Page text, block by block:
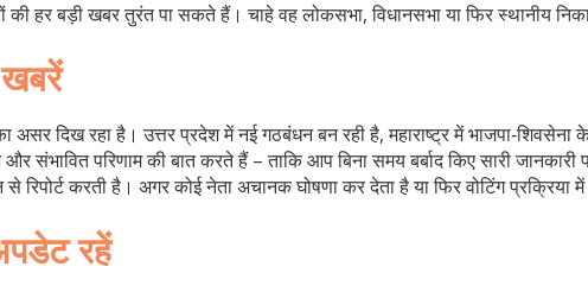
की हर बड़ी खबर तुरंत पा सकते हैं। चाहे वह लोकसभा, विधानसभा या फिर स्थानीय
असर दिख रहा है। उत्तर प्रदेश में नई गठबंधन बन रही है, महाराष्ट्र में
और संभावित परिणाम की बात करते हैं – ताकि आप बिना समय बर्बाद किए सारी जानकारी
से रिपोर्ट करती है। अगर कोई नेता अचानक घोषणा कर देता है या फिर वोटिंग
रहें